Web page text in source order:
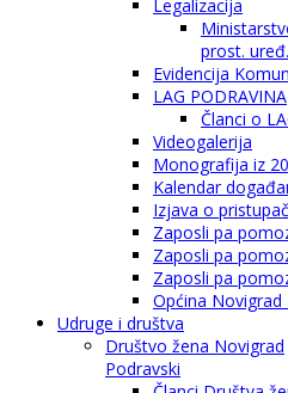
Legalizacija
prost. uređ.
Evidencija
LAG PODRAVINA
Članci o
Videogalerija
Monografija iz
Kalendar
Izjava o
Zaposli pa
Zaposli pa
Zaposli pa
Općina
Udruge i društva
Društvo žena Novigrad
Podravski